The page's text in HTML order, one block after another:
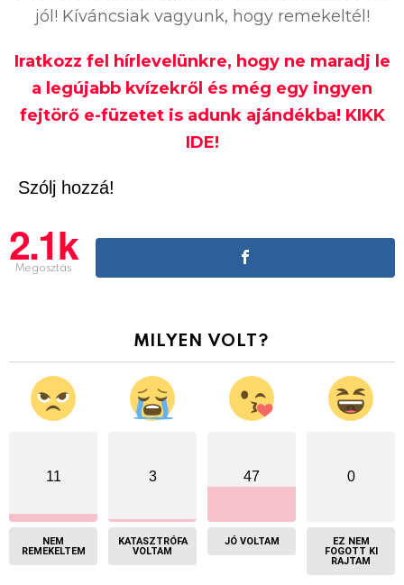
jól! Kíváncsiak vagyunk, hogy remekeltél!
Iratkozz fel hírlevelünkre, hogy ne maradj le
a legújabb kvízekről és még egy ingyen
fejtörő e-füzetet is adunk ajándékba! KIKK
IDE!
Szólj hozzá!
2.1k
Megosztás
MILYEN VOLT?
11
NEM
REMEKELTEM
3
KATASZTRÓFA
VOLTAM
47
JÓ VOLTAM
0
EZ NEM
FOGOTT KI
RAJTAM